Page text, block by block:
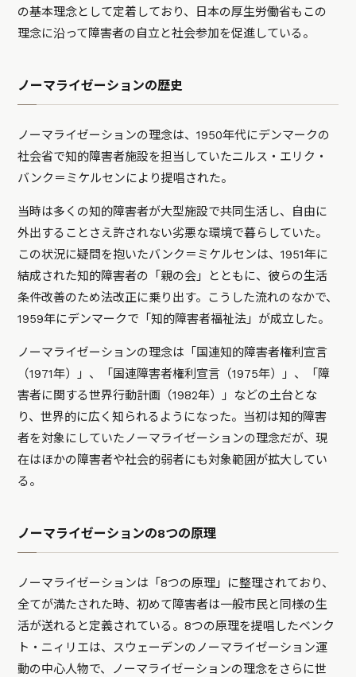
の基本理念として定着しており、日本の厚生労働省もこの
理念に沿って障害者の自立と社会参加を促進している。
ノーマライゼーションの歴史
ノーマライゼーションの理念は、1950年代にデンマークの
社会省で知的障害者施設を担当していたニルス・エリク・
バンク＝ミケルセンにより提唱された。
当時は多くの知的障害者が大型施設で共同生活し、自由に
外出することさえ許されない劣悪な環境で暮らしていた。
この状況に疑問を抱いたバンク＝ミケルセンは、1951年に
結成された知的障害者の「親の会」とともに、彼らの生活
条件改善のため法改正に乗り出す。こうした流れのなかで、
1959年にデンマークで「知的障害者福祉法」が成立した。
ノーマライゼーションの理念は「国連知的障害者権利宣言
（1971年）」、「国連障害者権利宣言（1975年）」、「障
害者に関する世界行動計画（1982年）」などの土台とな
り、世界的に広く知られるようになった。当初は知的障害
者を対象にしていたノーマライゼーションの理念だが、現
在はほかの障害者や社会的弱者にも対象範囲が拡大してい
る。
ノーマライゼーションの8つの原理
ノーマライゼーションは「8つの原理」に整理されており、
全てが満たされた時、初めて障害者は一般市民と同様の生
活が送れると定義されている。8つの原理を提唱したベンク
ト・ニィリエは、スウェーデンのノーマライゼーション運
動の中心人物で、ノーマライゼーションの理念をさらに世